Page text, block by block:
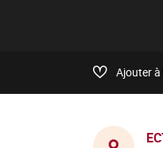
Ajouter à